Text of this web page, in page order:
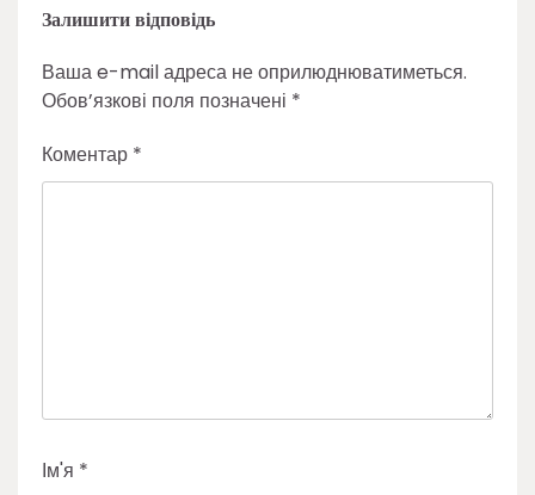
Залишити відповідь
Ваша e-mail адреса не оприлюднюватиметься.
Обов’язкові поля позначені *
Коментар *
Ім'я *